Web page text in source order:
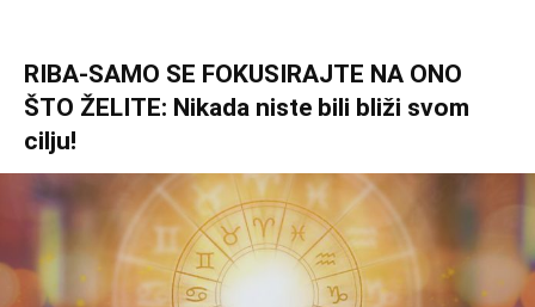
RIBA-SAMO SE FOKUSIRAJTE NA ONO
ŠTO ŽELITE: Nikada niste bili bliži svom
cilju!